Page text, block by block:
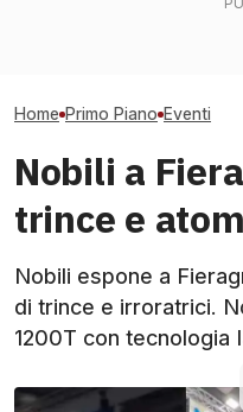
Home Primo Piano Eventi
Nobili a
trince e
Nobili espone a
di trince e irroratrici.
1200T con tecnologia